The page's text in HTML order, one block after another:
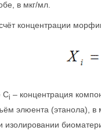
в мкг/мл.
концентрации
Сi – концентрация
элюента (этанола), в
изолировании